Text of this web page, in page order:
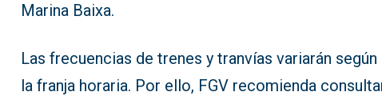
Marina Baixa.
Las frecuencias de trenes y tranvías variarán según
la franja horaria. Por ello, FGV recomienda